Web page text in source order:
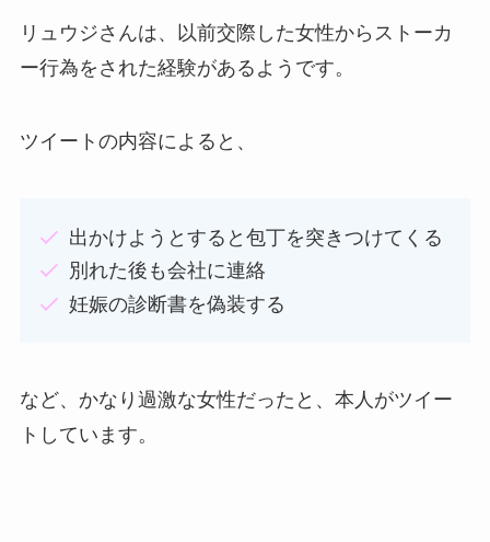
リュウジさんは、以前交際した女性からストーカ
ー行為をされた経験があるようです。
ツイートの内容によると、
出かけようとすると包丁を突きつけてくる
別れた後も会社に連絡
妊娠の診断書を偽装する
など、かなり過激な女性だったと、本人がツイー
トしています。